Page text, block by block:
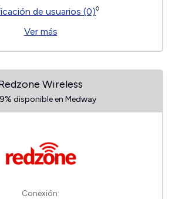
de usuarios (0)◊
Ver más
Wireless
disponible en Medway
Conexión: